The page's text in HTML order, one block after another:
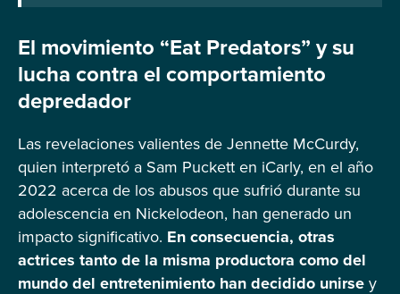
El movimiento “Eat Predators” y su
lucha contra el comportamiento
depredador
Las revelaciones valientes de Jennette McCurdy,
quien interpretó a Sam Puckett en iCarly, en el año
2022 acerca de los abusos que sufrió durante su
adolescencia en Nickelodeon, han generado un
impacto significativo. En consecuencia, otras
actrices tanto de la misma productora como del
mundo del entretenimiento han decidido unirsey